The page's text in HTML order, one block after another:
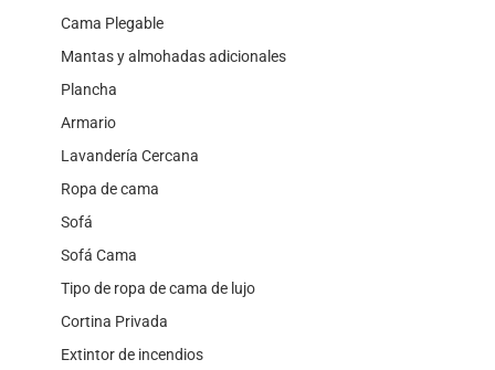
Cama Plegable
Mantas y almohadas adicionales
Plancha
Armario
Lavandería Cercana
Ropa de cama
Sofá
Sofá Cama
Tipo de ropa de cama de lujo
Cortina Privada
Extintor de incendios